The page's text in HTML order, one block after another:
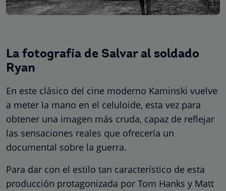
La fotografía de Salvar al soldado
Ryan
En este clásico del cine moderno Kaminski vuelve
a meter la mano en el celuloide, esta vez para
obtener una imagen más cruda, capaz de reflejar
las sensaciones reales que ofrecería un
documental sobre la guerra.
Para dar con el estilo tan característico de esta
producción protagonizada por Tom Hanks y Matt